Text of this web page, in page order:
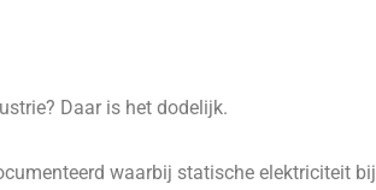
Daar is het dodelijk.
waarbij statische elektriciteit bij